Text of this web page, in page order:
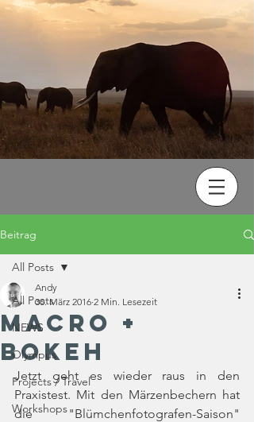
Beitrag
All Posts
NEWS
Olympus
Projects / Travel
Workshops
All Posts
Macro +
Bokeh
Andy
30. März 2016 2 Min. Lesezeit
Jetzt geht es wieder raus in den
Praxistest. Mit den Märzenbechern hat
die "Blümchenfotografen-Saison"